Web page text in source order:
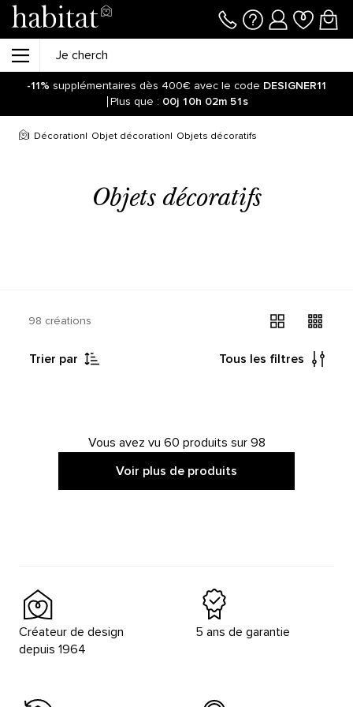
-11% supplémentaires dès 400€ avec le code DESIGNER11
Plus que : 00j 10h 02m 51s
Décoration Objet décoration Objets décoratifs
Objets décoratifs
98 créations
Trier par Tous les filtres
Vous avez vu 60 produits sur 98
Voir plus de produits
Créateur de design
depuis 1964
5 ans de garantie